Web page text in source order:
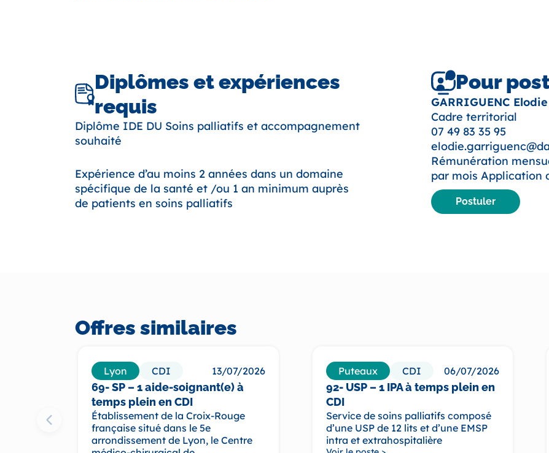
Diplômes et expériences
requis
Diplôme IDE DU Soins palliatifs et accompagnement
souhaité
Expérience d’au moins 2 années dans un domaine
spécifique de la santé et /ou 1 an minimum auprès
de patients en soins palliatifs
Pour
GARRIGUENC Elodie
Cadre territorial
07 49 83 35 95
Rémunération
par mois Application
Postuler
Offres similaires
Lyon CDI 13/07/2026
69- SP – 1 aide-soignant(e) à
temps plein en CDI
Établissement de la Croix-Rouge
française situé dans le 5e
arrondissement de Lyon, le Centre
Puteaux CDI 06/07/2026
92- USP – 1 IPA à temps plein en
CDI
Service de soins palliatifs composé
d’une USP de 12 lits et d’une EMSP
intra et extrahospitalière